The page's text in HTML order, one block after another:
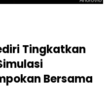
Tingkatkan
Bersama